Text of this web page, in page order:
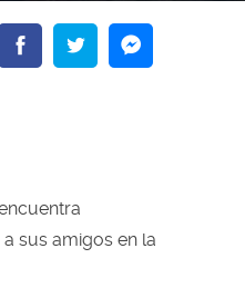
sus amigos en la